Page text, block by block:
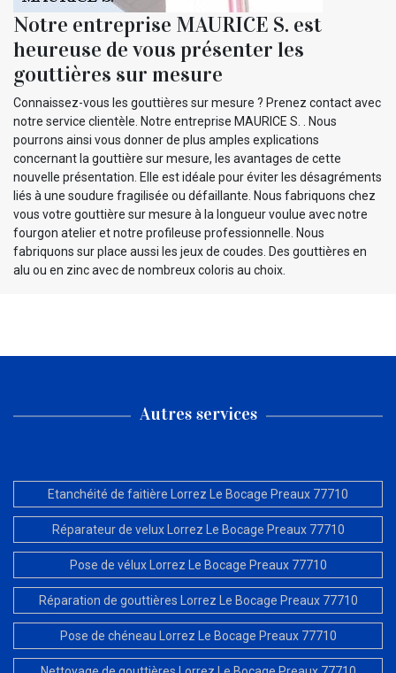
Notre entreprise MAURICE S. est
heureuse de vous présenter les
gouttières sur mesure
Connaissez-vous les gouttières sur mesure ? Prenez contact avec
notre service clientèle. Notre entreprise MAURICE S. . Nous
pourrons ainsi vous donner de plus amples explications
concernant la gouttière sur mesure, les avantages de cette
nouvelle présentation. Elle est idéale pour éviter les désagréments
liés à une soudure fragilisée ou défaillante. Nous fabriquons chez
vous votre gouttière sur mesure à la longueur voulue avec notre
fourgon atelier et notre profileuse professionnelle. Nous
fabriquons sur place aussi les jeux de coudes. Des gouttières en
alu ou en zinc avec de nombreux coloris au choix.
Autres services
Etanchéité de faitière Lorrez Le Bocage Preaux 77710
Réparateur de velux Lorrez Le Bocage Preaux 77710
Pose de vélux Lorrez Le Bocage Preaux 77710
Réparation de gouttières Lorrez Le Bocage Preaux 77710
Pose de chéneau Lorrez Le Bocage Preaux 77710